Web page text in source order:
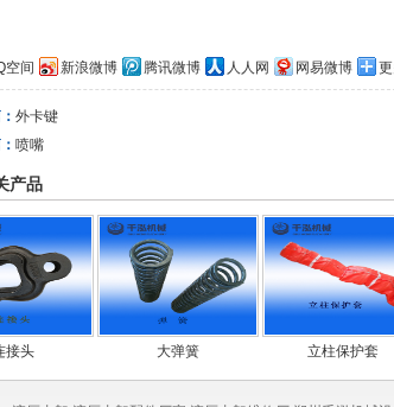
空间 新浪微博 腾讯微博 人人网 网易微博
外卡键
喷嘴
产品
大弹簧 立柱保护套